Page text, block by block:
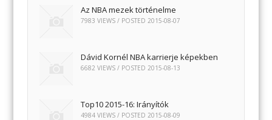
Az NBA mezek történelme
7983 VIEWS / POSTED2015-08-07
Dávid Kornél NBA karrierje képekben
6682 VIEWS / POSTED2015-08-13
Top10 2015-16: Irányítók
4984 VIEWS / POSTED2015-08-09